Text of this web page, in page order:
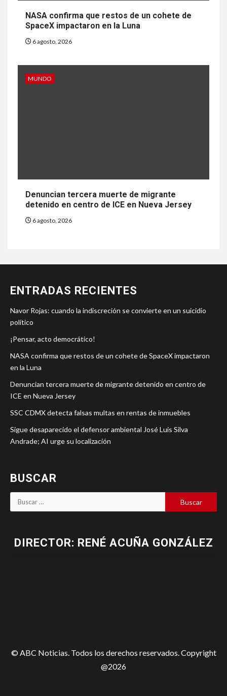
NASA confirma que restos de un cohete de
SpaceX impactaron en la Luna
6 agosto, 2026
MUNDO
Denuncian tercera muerte de migrante
detenido en centro de ICE en Nueva Jersey
6 agosto, 2026
ENTRADAS RECIENTES
Navor Rojas: cuando la indiscreción se convierte en un suicidio
político
¡Pensar, acto democrático!
NASA confirma que restos de un cohete de SpaceX impactaron
en la Luna
Denuncian tercera muerte de migrante detenido en centro de
ICE en Nueva Jersey
SSC CDMX detecta falsas multas en rentas de inmuebles
Sigue desaparecido el defensor ambiental José Luis Silva
Andrade; AI urge su localización
BUSCAR
DIRECTOR: RENÉ ACUÑA GONZÁLEZ
© ABC Noticias. Todos los derechos reservados. Copyright
@2026